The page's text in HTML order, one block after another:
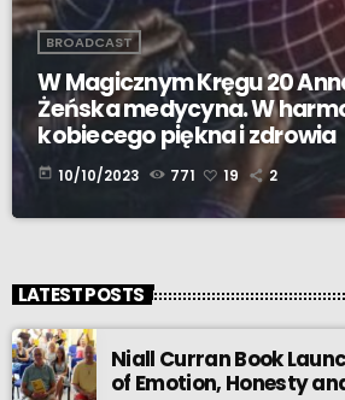
BROADCAST
W Magicznym Kręgu 20
Żeńska medycyna. W
kobiecego piękna i zdrowia
today 10/10/2023 771 19 2
LATEST POSTS
Niall Curran Book
of Emotion, Honesty